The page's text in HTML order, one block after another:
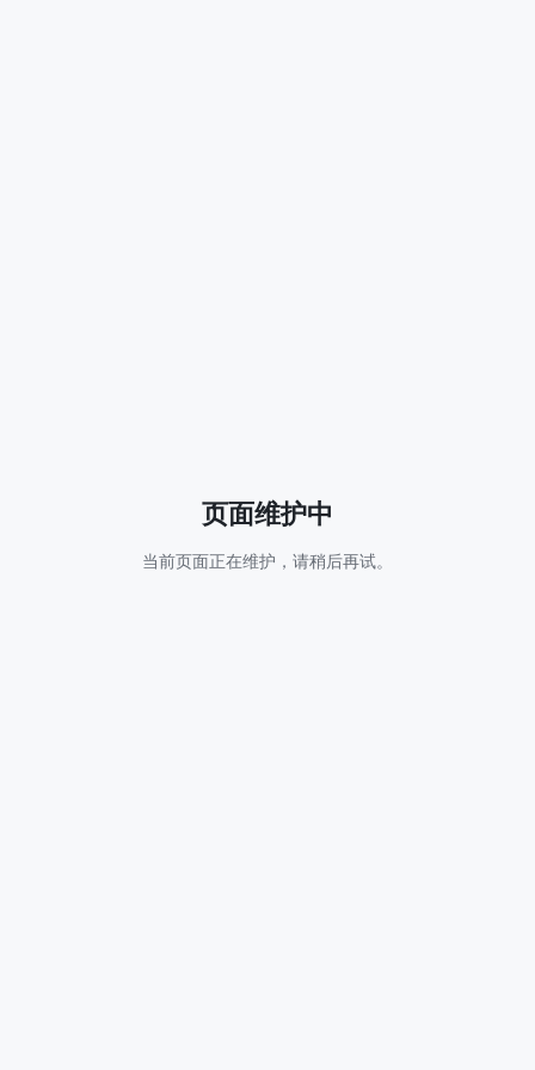
页面维护中
当前页面正在维护，请稍后再试。